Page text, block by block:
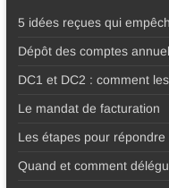
5 idées reçues qui
Dépôt des comptes
DC1 et DC2 : comment
Le mandat de facturation
Les étapes pour répondre
Quand et comment